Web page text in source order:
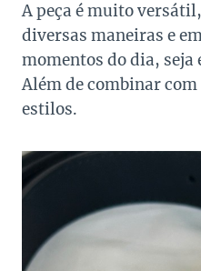
A peça é muito
diversas maneiras e
momentos do dia,
Além de combinar
estilos.